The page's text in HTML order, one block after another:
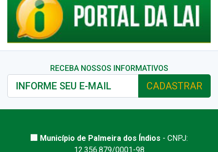
RECEBA NOSSOS INFORMATIVOS
CADASTRAR
🏢 Município de Palmeira dos Índios - CNPJ:
12.356.879/0001-98